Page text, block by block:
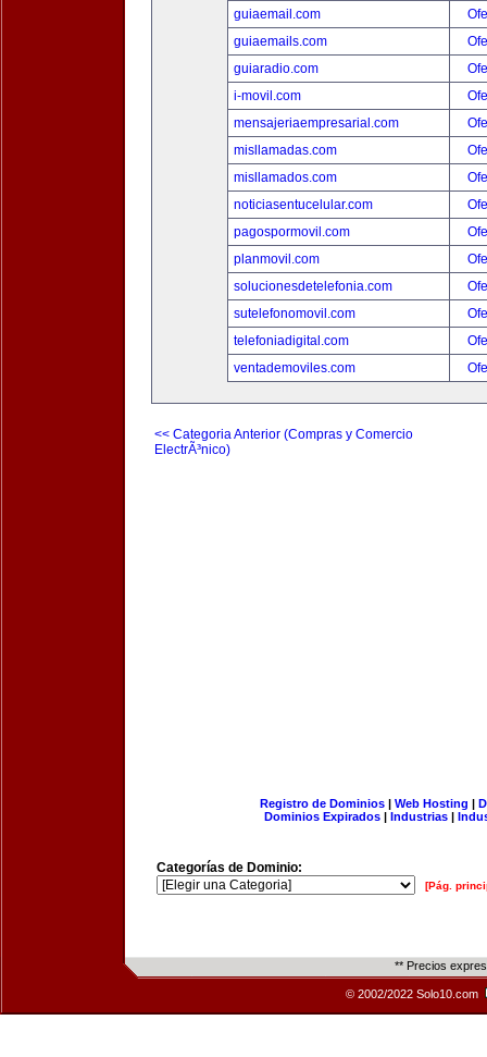
guiaemail.com
guiaemails.com
guiaradio.com
i-movil.com
mensajeriaempresarial.com
misllamadas.com
misllamados.com
noticiasentucelular.com
pagospormovil.com
planmovil.com
solucionesdetelefonia.com
sutelefonomovil.com
telefoniadigital.com
ventademoviles.com
<< Categoria Anterior (Compras y Comercio
ElectrÃ³nico)
Registro de Dominios| Web Hosting |
Dominios Expirados | Industrias |
Categorías de Dominio:
[Pág.
** Precios
© 2002/2022 Solo10.com